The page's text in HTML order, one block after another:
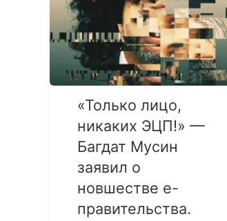
«Только лицо,
никаких ЭЦП!» —
Багдат Мусин
заявил о
новшестве е-
правительства.